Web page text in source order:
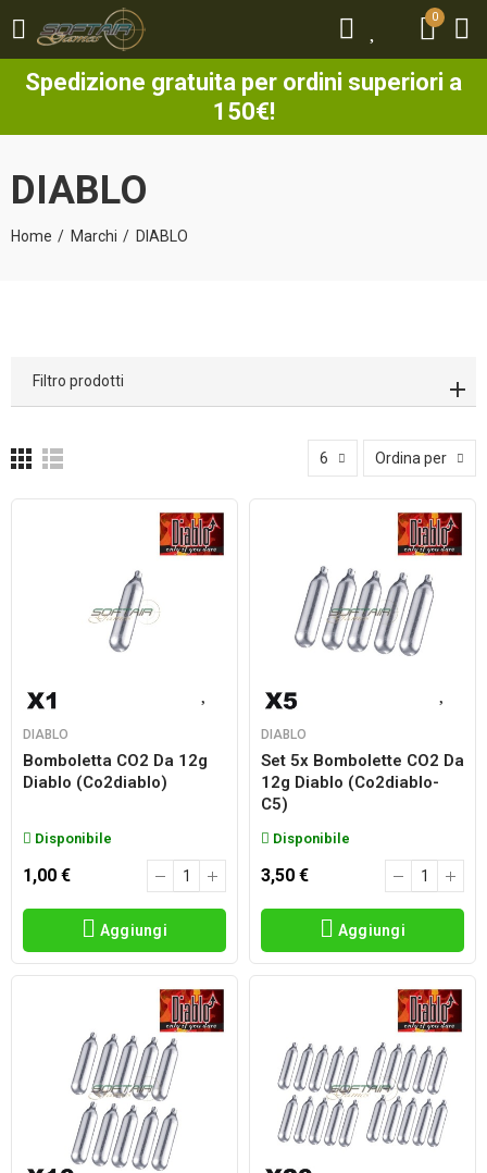
0
Spedizione gratuita per ordini superiori a
150€!
0
DIABLO
Home Marchi DIABLO
Filtro prodotti
6 Ordina per
DIABLO
Bomboletta CO2 Da 12g
Diablo (co2diablo)
Disponibile
1,00 €
Aggiungi
DIABLO
Set 5x Bombolette CO2 Da
12g Diablo (co2diablo-
C5)
Disponibile
3,50 €
Aggiungi